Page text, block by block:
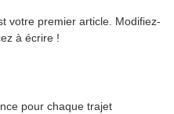
votre premier article. Modifiez-
à écrire !
pour chaque trajet